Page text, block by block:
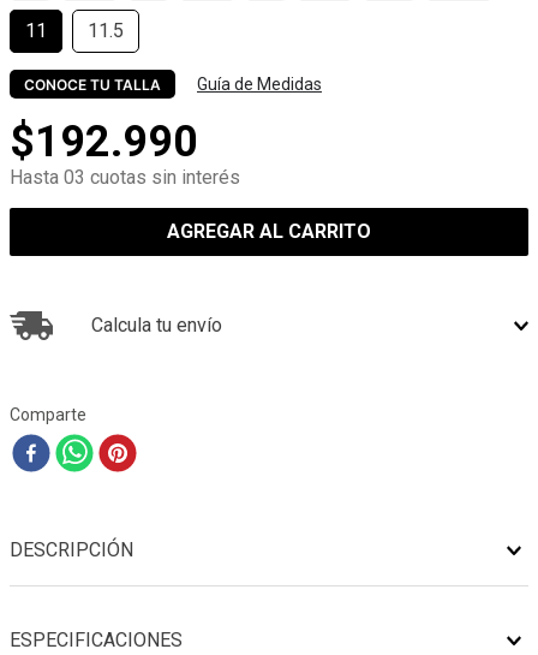
11 11.5
CONOCE TU TALLA Guía de Medidas
$192.990
Hasta 03 cuotas sin interés
AGREGAR AL CARRITO
Calcula tu envío
Comparte
DESCRIPCIÓN
ESPECIFICACIONES